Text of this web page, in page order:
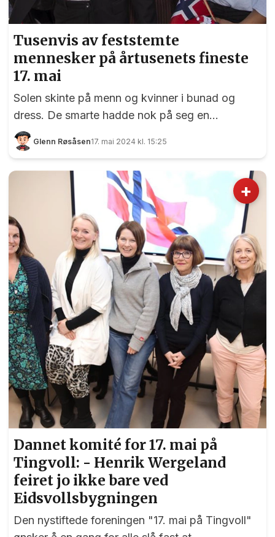
Tusenvis av feststemte
mennesker på årtusenets fineste
17. mai
Solen skinte på menn og kvinner i bunad og
dress. De smarte hadde nok på seg en
sommerkjole, eller til og med shorts og t-skjorte.
Men vi har ikke lov til å klage, flott var det, og
renter. EidsvollPuls ruslet rundt i parken ved
Eidsvollsbygningen, tok bilder, og snakket med
folk som hadde møtt opp for å se barnetoget
ankomme. Til tross for varmen var det meget
god stemning i barnetoget. Foto: Bjørn
Hytjanstorp
Glenn Røsåsen17. mai 2024 kl. 15:25
+
Dannet komité for 17. mai på
Tingvoll: - Henrik Wergeland
feiret jo ikke bare ved
Eidsvollsbygningen
Den nystiftede foreningen "17. mai på Tingvoll"